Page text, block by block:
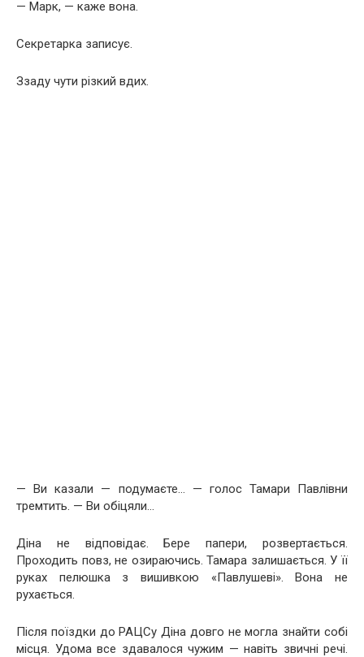
— Марк, — каже вона.
Секретарка записує.
Ззаду чути різкий вдих.
— Ви казали — подумаєте… — голос Тамари Павлівни
тремтить. — Ви обіцяли…
Діна не відповідає. Бере папери, розвертається.
Проходить повз, не озираючись. Тамара залишається. У її
руках пелюшка з вишивкою «Павлушеві». Вона не
рухається.
Після поїздки до РАЦСу Діна довго не могла знайти собі
місця. Удома все здавалося чужим — навіть звичні речі.